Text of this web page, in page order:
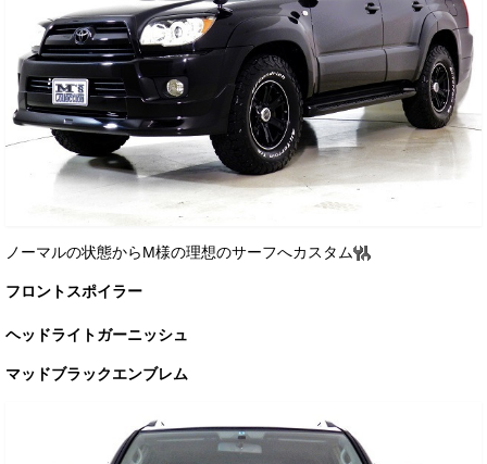
ノーマルの状態からM様の理想のサーフへカスタム
フロントスポイラー
ヘッドライトガーニッシュ
マッドブラックエンブレム